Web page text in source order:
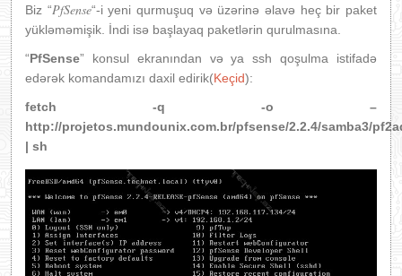
Biz “PfSense“-i yeni qurmuşuq və üzərinə əlavə heç bir paket
yükləməmişik. İndi isə başlayaq paketlərin qurulmasına.
“PfSense” konsul ekranından və ya ssh qoşulma istifadə
edərək komandamızı daxil edirik(Keçid):
fetch -q -o –
http://projetos.mundounix.com.br/pfsense/2.2.4/samba3/
| sh